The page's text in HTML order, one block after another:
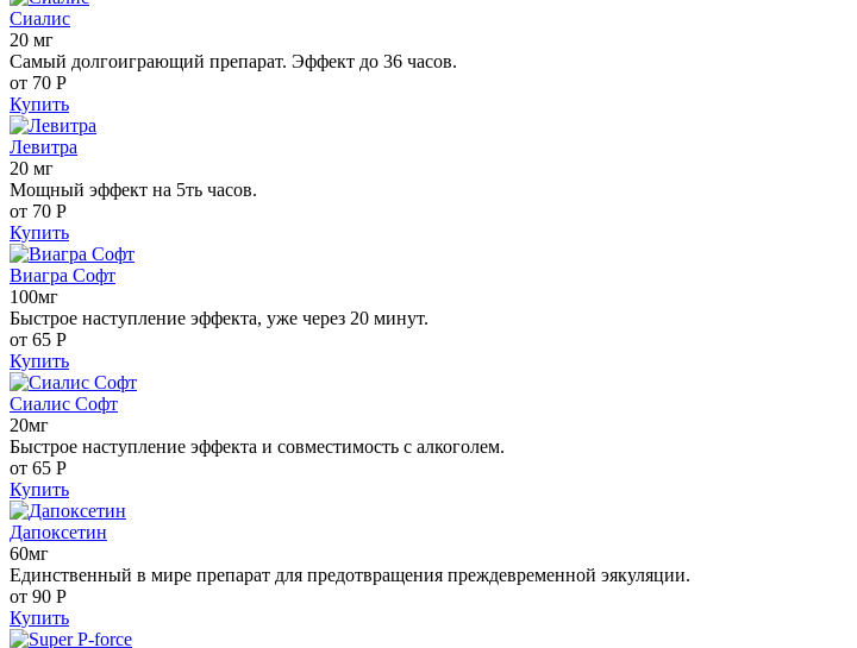
Сиалис
20 мг
Самый долгоиграющий препарат. Эффект до 36 часов.
от 70 Р
Купить
Левитра
20 мг
Мощный эффект на 5ть часов.
от 70 Р
Купить
Виагра Софт
100мг
Быстрое наступление эффекта, уже через 20 минут.
от 65 Р
Купить
Сиалис Софт
20мг
Быстрое наступление эффекта и совместимость с алкоголем.
от 65 Р
Купить
Дапоксетин
60мг
Единственный в мире препарат для предотвращения преждевременной эякуляции.
от 90 Р
Купить